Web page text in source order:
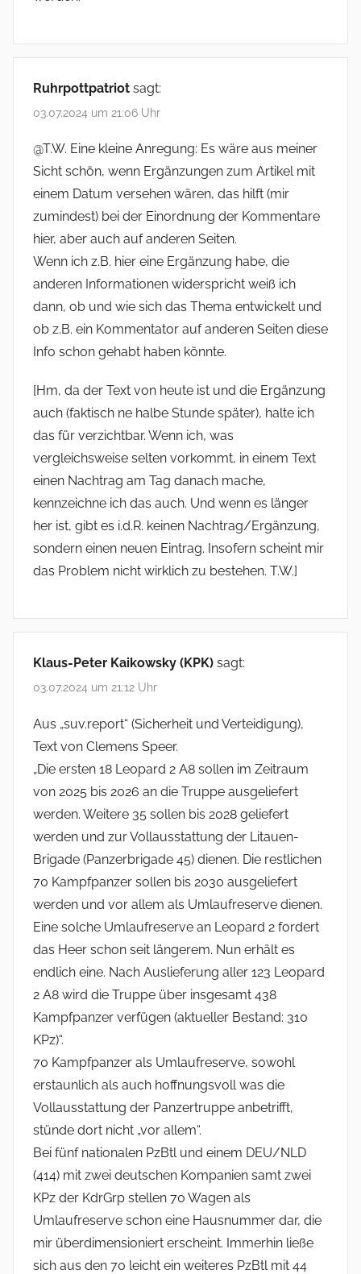
Ruhrpottpatriot sagt:
03.07.2024 um 21:06 Uhr
@T.W. Eine kleine Anregung: Es wäre aus meiner
Sicht schön, wenn Ergänzungen zum Artikel mit
einem Datum versehen wären, das hilft (mir
zumindest) bei der Einordnung der Kommentare
hier, aber auch auf anderen Seiten.
Wenn ich z.B. hier eine Ergänzung habe, die
anderen Informationen widerspricht weiß ich
dann, ob und wie sich das Thema entwickelt und
ob z.B. ein Kommentator auf anderen Seiten diese
Info schon gehabt haben könnte.
[Hm, da der Text von heute ist und die Ergänzung
auch (faktisch ne halbe Stunde später), halte ich
das für verzichtbar. Wenn ich, was
vergleichsweise selten vorkommt, in einem Text
einen Nachtrag am Tag danach mache,
kennzeichne ich das auch. Und wenn es länger
her ist, gibt es i.d.R. keinen Nachtrag/Ergänzung,
sondern einen neuen Eintrag. Insofern scheint mir
das Problem nicht wirklich zu bestehen. T.W.]
Klaus-Peter Kaikowsky (KPK) sagt:
03.07.2024 um 21:12 Uhr
Aus „suv.report“ (Sicherheit und Verteidigung),
Text von Clemens Speer.
„Die ersten 18 Leopard 2 A8 sollen im Zeitraum
von 2025 bis 2026 an die Truppe ausgeliefert
werden. Weitere 35 sollen bis 2028 geliefert
werden und zur Vollausstattung der Litauen-
Brigade (Panzerbrigade 45) dienen. Die restlichen
70 Kampfpanzer sollen bis 2030 ausgeliefert
werden und vor allem als Umlaufreserve dienen.
Eine solche Umlaufreserve an Leopard 2 fordert
das Heer schon seit längerem. Nun erhält es
endlich eine. Nach Auslieferung aller 123 Leopard
2 A8 wird die Truppe über insgesamt 438
Kampfpanzer verfügen (aktueller Bestand: 310
KPz)“.
70 Kampfpanzer als Umlaufreserve, sowohl
erstaunlich als auch hoffnungsvoll was die
Vollausstattung der Panzertruppe anbetrifft,
stünde dort nicht „vor allem“.
Bei fünf nationalen PzBtl und einem DEU/NLD
(414) mit zwei deutschen Kompanien samt zwei
KPz der KdrGrp stellen 70 Wagen als
Umlaufreserve schon eine Hausnummer dar, die
mir überdimensioniert erscheint. Immerhin ließe
sich aus den 70 leicht ein weiteres PzBtl mit 44